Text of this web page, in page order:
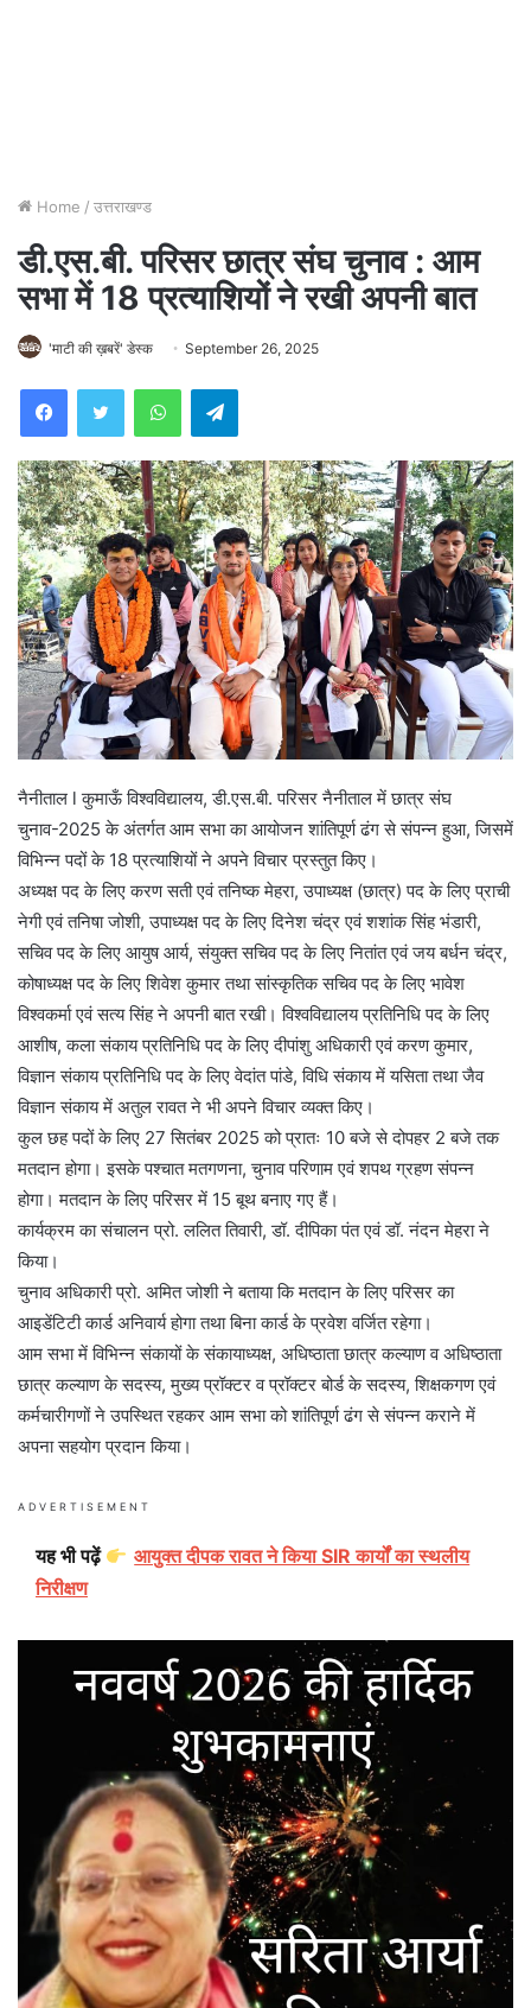
Home / उत्तराखण्ड
डी.एस.बी. परिसर छात्र संघ चुनाव : आम
सभा में 18 प्रत्याशियों ने रखी अपनी बात
'माटी की ख़बरें' डेस्क September 26, 2025
WhatsAppTelegram
नैनीताल l कुमाऊँ विश्वविद्यालय, डी.एस.बी. परिसर नैनीताल में छात्र संघ
चुनाव-2025 के अंतर्गत आम सभा का आयोजन शांतिपूर्ण ढंग से संपन्न हुआ, जिसमें
विभिन्न पदों के 18 प्रत्याशियों ने अपने विचार प्रस्तुत किए।
अध्यक्ष पद के लिए करण सती एवं तनिष्क मेहरा, उपाध्यक्ष (छात्र) पद के लिए प्राची
नेगी एवं तनिषा जोशी, उपाध्यक्ष पद के लिए दिनेश चंद्र एवं शशांक सिंह भंडारी,
सचिव पद के लिए आयुष आर्य, संयुक्त सचिव पद के लिए नितांत एवं जय बर्धन चंद्र,
कोषाध्यक्ष पद के लिए शिवेश कुमार तथा सांस्कृतिक सचिव पद के लिए भावेश
विश्वकर्मा एवं सत्य सिंह ने अपनी बात रखी। विश्वविद्यालय प्रतिनिधि पद के लिए
आशीष, कला संकाय प्रतिनिधि पद के लिए दीपांशु अधिकारी एवं करण कुमार,
विज्ञान संकाय प्रतिनिधि पद के लिए वेदांत पांडे, विधि संकाय में यसिता तथा जैव
विज्ञान संकाय में अतुल रावत ने भी अपने विचार व्यक्त किए।
कुल छह पदों के लिए 27 सितंबर 2025 को प्रातः 10 बजे से दोपहर 2 बजे तक
मतदान होगा। इसके पश्चात मतगणना, चुनाव परिणाम एवं शपथ ग्रहण संपन्न
होगा। मतदान के लिए परिसर में 15 बूथ बनाए गए हैं।
कार्यक्रम का संचालन प्रो. ललित तिवारी, डॉ. दीपिका पंत एवं डॉ. नंदन मेहरा ने
किया।
चुनाव अधिकारी प्रो. अमित जोशी ने बताया कि मतदान के लिए परिसर का
आइडेंटिटी कार्ड अनिवार्य होगा तथा बिना कार्ड के प्रवेश वर्जित रहेगा।
आम सभा में विभिन्न संकायों के संकायाध्यक्ष, अधिष्ठाता छात्र कल्याण व अधिष्ठाता
छात्र कल्याण के सदस्य, मुख्य प्रॉक्टर व प्रॉक्टर बोर्ड के सदस्य, शिक्षकगण एवं
कर्मचारीगणों ने उपस्थित रहकर आम सभा को शांतिपूर्ण ढंग से संपन्न कराने में
अपना सहयोग प्रदान किया।
ADVERTISEMENT
यह भी पढ़ें
आयुक्त दीपक रावत ने किया SIR कार्यों का स्थलीय
निरीक्षण